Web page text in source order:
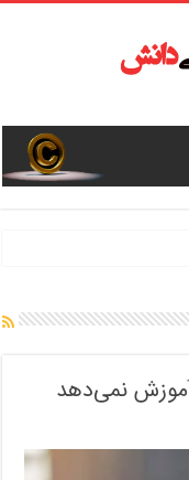
نمی‌دهد